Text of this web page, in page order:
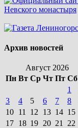
Архив новостей
Август 2026
Пн Вт Ср Чт Пт Сб
1
3
4 5 6 7 8
10 11 12 13 14 15
17 18 19 20 21 22